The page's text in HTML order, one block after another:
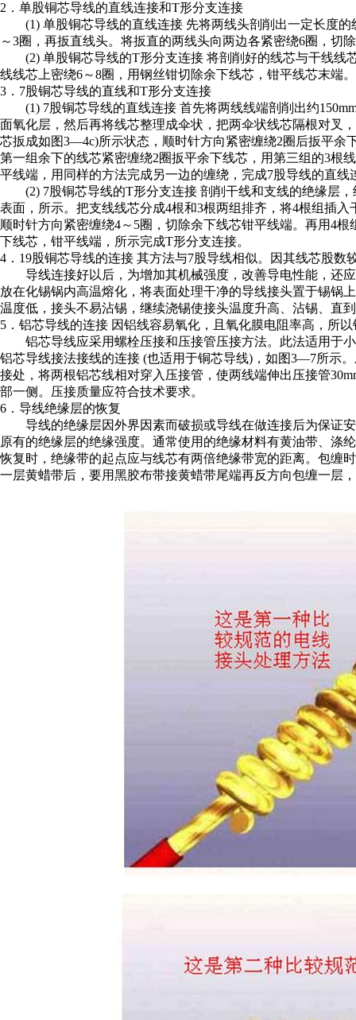
2．单股铜芯导线的直线连接和T形分支连接
(1) 单股铜芯导线的直线连接 先将两线头剖削出一定长度的
～3圈，再扳直线头。将扳直的两线头向两边各紧密绕6圈，切
(2) 单股铜芯导线的T形分支连接 将剖削好的线芯与干线线
线线芯上密绕6～8圈，用钢丝钳切除余下线芯，钳平线芯末端。
3．7股铜芯导线的直线和T形分支连接
(1) 7股铜芯导线的直线连接 首先将两线线端剖削出约
面氧化层，然后再将线芯整理成伞状，把两伞状线芯隔根对叉
芯扳成如图3—4c)所示状态，顺时针方向紧密缠绕2圈后扳平余
第一组余下的线芯紧密缠绕2圈扳平余下线芯，用第三组的3根
平线端，用同样的方法完成另一边的缠绕，完成7股导线的直线
(2) 7股铜芯导线的T形分支连接 剖削干线和支线的绝缘层，
表面，所示。把支线线芯分成4根和3根两组排齐，将4根组插
顺时针方向紧密缠绕4～5圈，切除余下线芯钳平线端。再用4
下线芯，钳平线端，所示完成T形分支连接。
4．19股铜芯导线的连接 其方法与7股导线相似。因其线芯股数
导线连接好以后，为增加其机械强度，改善导电性能，还
放在化锡锅内高温熔化，将表面处理干净的导线接头置于锡锅
温度低，接头不易沾锡，继续浇锡使接头温度升高、沾锡、直
5．铝芯导线的连接 因铝线容易氧化，且氧化膜电阻率高，所
铝芯导线应采用螺栓压接和压接管压接方法。此法适用于
铝芯导线接法接线的连接 (也适用于铜芯导线)，如图3—7所示
接处，将两根铝芯线相对穿入压接管，使两线端伸出压接管
部一侧。压接质量应符合技术要求。
6．导线绝缘层的恢复
导线的绝缘层因外界因素而破损或导线在做连接后为保证
原有的绝缘层的绝缘强度。通常使用的绝缘材料有黄油带、
恢复时，绝缘带的起点应与线芯有两倍绝缘带宽的距离。包缠
一层黄蜡带后，要用黑胶布带接黄蜡带尾端再反方向包缠一层